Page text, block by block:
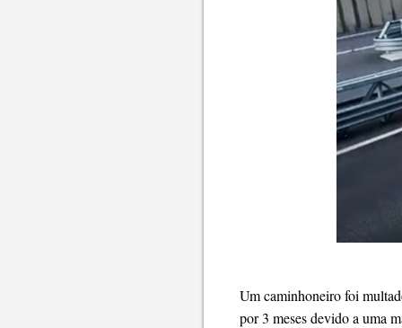
Um caminhoneiro foi
por 3 meses devido a uma